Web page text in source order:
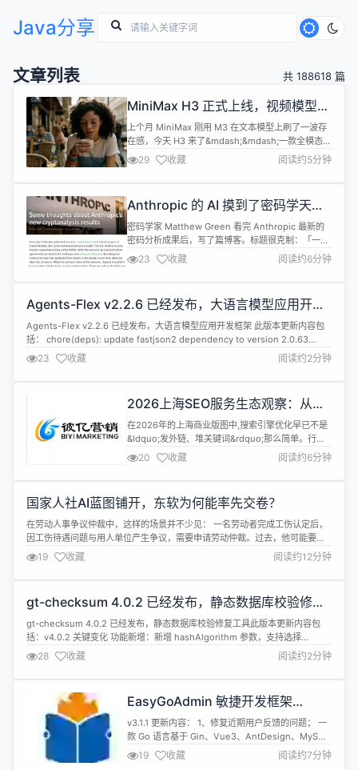
Java分享
文章列表 共 188618 篇
MiniMax H3 正式上线，视频模型也
开始玩全模态了
上个月 MiniMax 刚用 M3 在文本模型上刷了一波存
在感，今天 H3 来了&mdash;&mdash;一款全模态生
成模型，而且承诺几天内开源权重。 先看能力边界。
H3 接受文本、图像、视频、声音任意组合作为输入
（它叫多模态上下文），输出带原生双声道音频的视
参考视频（取它的希区柯克运镜）、一张人物图片...
29 收藏 阅读约5分钟
Anthropic 的 AI 摸到了密码学天花
板
密码学家 Matthew Green 看完 Anthropic 最新的
密码分析成果后，写了篇博客。标题很克制：「一些
想法」，但内容不克制。 先说 Anthropic 做了什
么。他们让未发布的 Claude Mythos 模型去跑密码
分析，出了两个结果：一个攻击了后量子签名方案
HAWK 这个结果，用 Gre...
23 收藏 阅读约6分钟
Agents-Flex v2.2.6 已经发布，大语言模型应用开发
框架
Agents-Flex v2.2.6 已经发布，大语言模型应用开发框架 此版本更新内容包
括： chore(deps): update fastjson2 dependency to version 2.0.63
feat(message): enhance JSON sanitization for unquoted string values
23 收藏 阅读约2分钟
2026上海SEO服务生态观察：从关
键词排名到AI答案占位的选型逻辑
在2026年的上海商业版图中,搜索引擎优化早已不是
&ldquo;发外链、堆关键词&rdquo;那么简单。行业
数据显示,2026年上海地区企业数字化营销预算
中,SEO与GEO相关投入占比已达32%,市场规模突破
80亿元。当AI搜索用户渗透率突破85%,用户决策路
&rdquo;转向&ldquo;问A...
20 收藏 阅读约6分钟
国家人社AI蓝图铺开，东软为何能率先交卷？
在劳动人事争议仲裁中，这样的场景并不少见： 一名劳动者完成工伤认定后，
因工伤待遇问题与用人单位产生争议，需要申请劳动仲裁。过去，他可能要请
假前往仲裁机构，咨询流程、填写申请、准备材料。一旦信息不全，还要多次
补正、反复往返。 如今，一套看得见、用得上的&ldquo;黑科技&rdquo;，正
在改变这一过程。 在工作人员指导下，申请人通过移动端录入案情和诉求、上
19 收藏 阅读约12分钟
gt-checksum 4.0.2 已经发布，静态数据库校验修复
工具
gt-checksum 4.0.2 已经发布，静态数据库校验修复工具此版本更新内容包
括：v4.0.2 关键变化 功能新增：新增 hashAlgorithm 参数，支持选择
xxhash64（默认）或 md5 哈希算法用于数据校验 功能优化：多值 INSERT
修复 SQL 在含多行数据时改为每个 value 独占一行，输出更易读 性能优化：
优化 SQL 解析...
28 收藏 阅读约2分钟
EasyGoAdmin 敏捷开发框架
Gin+AntdVue 版本 v3.1.1 发布
v3.1.1 更新内容： 1、修复近期用户反馈的问题； 一
款 Go 语言基于 Gin、Vue3、AntDesign、MySQL
等框架精心打造的一款模块化、插件化、高性能的前
后端分离架构敏捷开发框架，可快速搭建前后端分离
19 收藏 阅读约7分钟